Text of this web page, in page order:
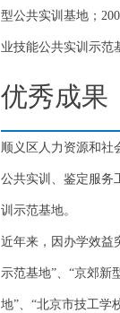
型公共实训基地；
业技能公共实训示范
优秀成果
顺义区人力资源和社
公共实训、鉴定服务
训示范基地。
近年来，因办学效益
示范基地”、“京郊新
地”、“北京市技工学